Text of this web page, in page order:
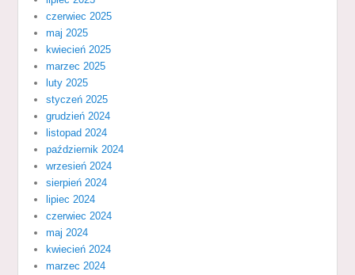
czerwiec 2025
maj 2025
kwiecień 2025
marzec 2025
luty 2025
styczeń 2025
grudzień 2024
listopad 2024
październik 2024
wrzesień 2024
sierpień 2024
lipiec 2024
czerwiec 2024
maj 2024
kwiecień 2024
marzec 2024